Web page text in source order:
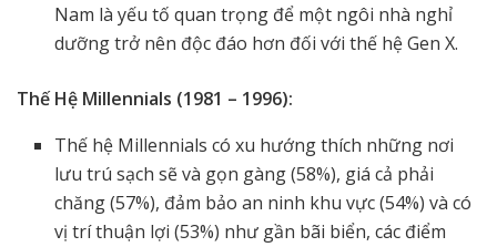
Nam là yếu tố quan trọng để một ngôi nhà nghỉ
dưỡng trở nên độc đáo hơn đối với thế hệ Gen X.
Thế Hệ Millennials (1981 – 1996):
Thế hệ Millennials có xu hướng thích những nơi
lưu trú sạch sẽ và gọn gàng (58%), giá cả phải
chăng (57%), đảm bảo an ninh khu vực (54%) và có
vị trí thuận lợi (53%) như gần bãi biển, các điểm